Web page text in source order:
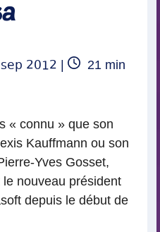
sep 2012 |
Temps
21 min
« connu » que son
Kauffmann ou son
Yves Gosset,
nouveau président
depuis le début de